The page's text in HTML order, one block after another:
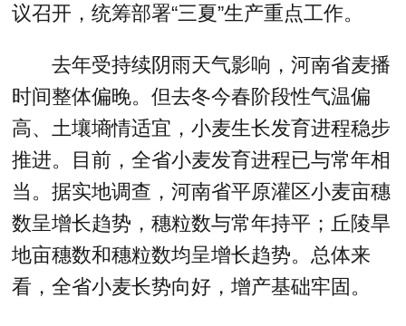
议召开，统筹部署“三夏”生产重点工作。
去年受持续阴雨天气影响，河南省麦播
时间整体偏晚。但去冬今春阶段性气温偏
高、土壤墒情适宜，小麦生长发育进程稳步
推进。目前，全省小麦发育进程已与常年相
当。据实地调查，河南省平原灌区小麦亩穗
数呈增长趋势，穗粒数与常年持平；丘陵旱
地亩穗数和穗粒数均呈增长趋势。总体来
看，全省小麦长势向好，增产基础牢固。